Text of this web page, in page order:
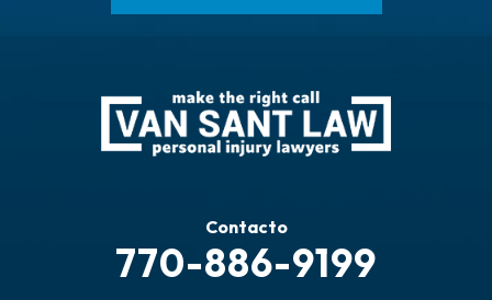
Contacto
770-886-9199